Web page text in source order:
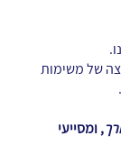
של משימות
, ומסייעי